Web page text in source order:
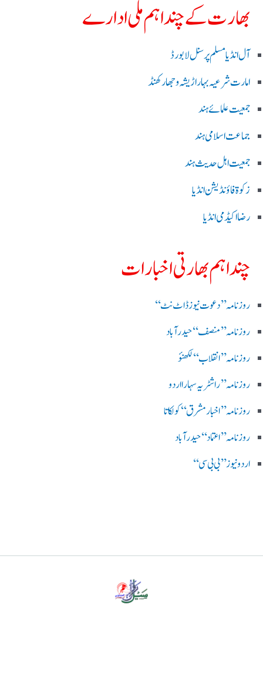
بھارت کے چند اہم ملی ادارے
آل انڈیا مسلم پرسنل لا بورڈ
امارت شرعیہ بہار اڑیشہ و جھارکھنڈ
جمعیت علمائے ہند
جماعت اسلامی ہند
جمعیت اہل حدیث ہند
زکوۃ فاؤنڈیشن انڈیا
رضا اکیڈمی انڈیا
چند اہم بھارتی اخبارات
روز نامہ ’’ دعوت نیوز ڈاٹ نٹ‘‘
روزنامہ ’’ منصف‘‘ حیدر آباد
روزنامہ ’’ انقلاب‘‘ لکھنؤ
روز نامہ ’’راشٹریہ سہارا اردو
روزنامہ ’’اخبارمشرق‘‘ کولکاتا
روزنامہ ’’اعتماد‘‘ حیدرآباد
اردو نیوز ’’بی بی سی‘‘